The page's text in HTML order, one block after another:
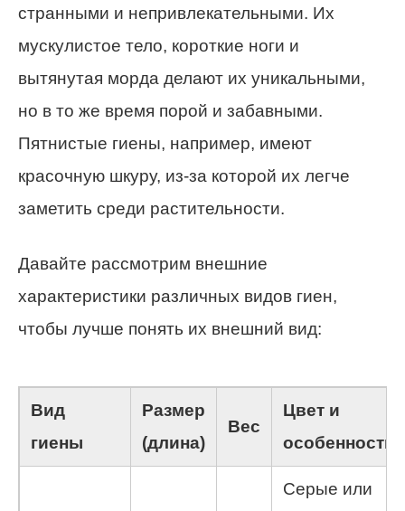
странными и непривлекательными. Их
мускулистое тело, короткие ноги и
вытянутая морда делают их уникальными,
но в то же время порой и забавными.
Пятнистые гиены, например, имеют
красочную шкуру, из-за которой их легче
заметить среди растительности.
Давайте рассмотрим внешние
характеристики различных видов гиен,
чтобы лучше понять их внешний вид:
Вид
гиены
Размер
(длина)
Вес
Цвет и
особенности
Серые или